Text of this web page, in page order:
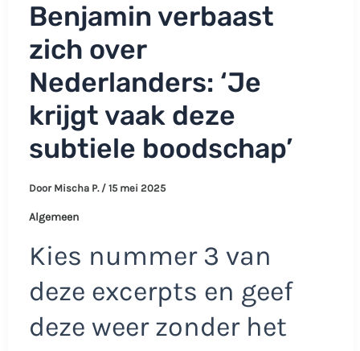
Benjamin verbaast
zich over
Nederlanders: ‘Je
krijgt vaak deze
subtiele boodschap’
Door Mischa P. / 15 mei 2025
Algemeen
Kies nummer 3 van
deze excerpts en geef
deze weer zonder het